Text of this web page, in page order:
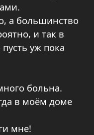
а большинство
и так в
уж пока
больна.
в моём доме
мне!